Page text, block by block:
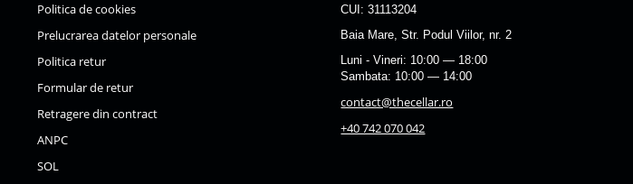
Politica de cookies
Prelucrarea datelor personale
Politica retur
Formular de retur
Retragere din contract
ANPC
SOL
CUI: 31113204
Baia Mare, Str. Podul Viilor, nr. 2
Luni - Vineri: 10:00 — 18:00
Sambata: 10:00 — 14:00
contact@thecellar.ro
+40 742 070 042